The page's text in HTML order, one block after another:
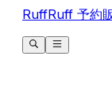
RuffRuff 予約